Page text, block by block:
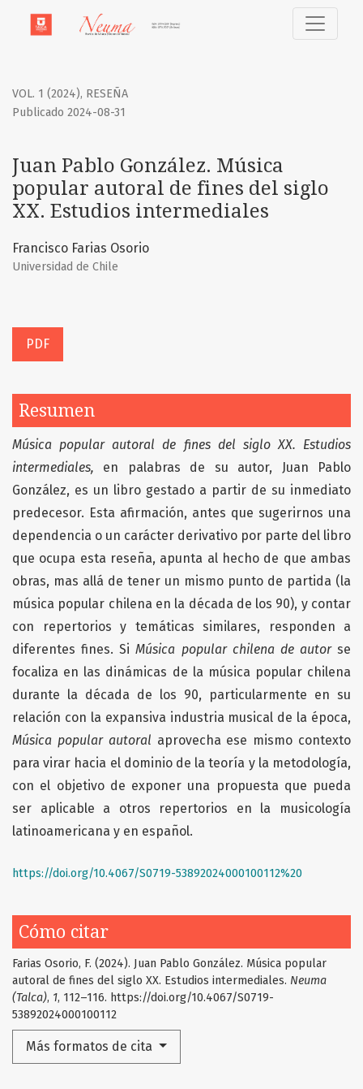
Juan Pablo González. Música popular autoral de fines del
VOL. 1 (2024), RESEÑA
Juan Pablo González. Música
popular autoral de fines del siglo
XX. Estudios intermediales
Publicado 2024-08-31
Francisco Farias Osorio
Universidad de Chile
PDF
Cómo citar
Farias Osorio, F. (2024). Juan Pablo González. Música popular
autoral de fines del siglo XX. Estudios intermediales. Neuma
(Talca), 1, 112–116. https://doi.org/10.4067/S0719-
53892024000100112
Más formatos de cita
Resumen
Música popular autoral de fines del siglo XX. Estudios
intermediales, en palabras de su autor, Juan Pablo
González, es un libro gestado a partir de su inmediato
predecesor. Esta afirmación, antes que sugerirnos una
dependencia o un carácter derivativo por parte del libro
que ocupa esta reseña, apunta al hecho de que ambas
obras, mas allá de tener un mismo punto de partida (la
música popular chilena en la década de los 90), y contar
con repertorios y temáticas similares, responden a
diferentes fines. SiMúsica popular chilena de autor se
focaliza en las dinámicas de la música popular chilena
durante la década de los 90, particularmente en su
relación con la expansiva industria musical de la época,
Música popular autoral aprovecha ese mismo contexto
para virar hacia el dominio de la teoría y la metodología,
con el objetivo de exponer una propuesta que pueda
ser aplicable a otros repertorios en la musicología
latinoamericana y en español.
https://doi.org/10.4067/S0719-53892024000100112%20